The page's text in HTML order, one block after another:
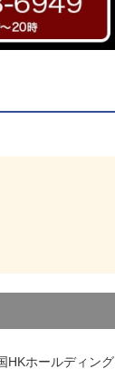
HKホールディング